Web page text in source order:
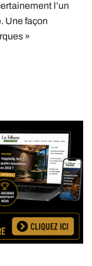
l’un
Une façon
»